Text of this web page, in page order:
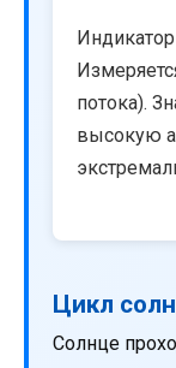
потока).
высокую
Цикл
Солнце